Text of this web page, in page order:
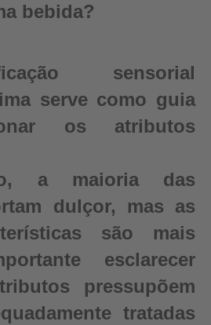
bebida?
sensorial
serve como guia
os atributos
a maioria das
dulçor, mas as
são mais
esclarecer
pressupõem
tratadas